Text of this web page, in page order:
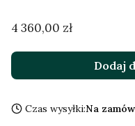
Cena
4 360,00 zł
Dodaj
Czas wysyłki:Na